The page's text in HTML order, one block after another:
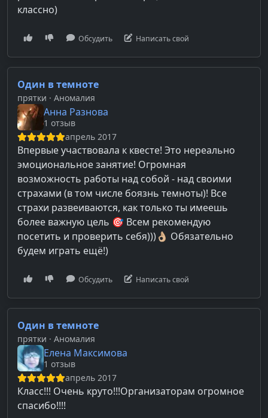
классно)
Обсудить Написать свой
Один в темноте
прятки · Аномалия
Анна Разнова
1 отзыв
апрель 2017
Впервые участвовала к квесте! Это нереально
эмоциональное занятие! Огромная
возможность работы над собой - над своими
страхами (в том числе боязнь темноты)! Все
страхи развеиваются, как только ты имеешь
более важную цель 🎯 Всем рекомендую
посетить и проверить себя)))👌🏼 Обязательно
будем играть ещё!)
Обсудить Написать свой
Один в темноте
прятки · Аномалия
Елена Максимова
1 отзыв
апрель 2017
Класс!!! Очень круто!!!Организаторам огромное
спасибо!!!!